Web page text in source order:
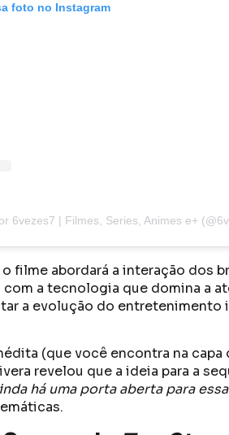
foto no Instagram
filme abordará a interação dos
a tecnologia que domina a
a evolução do entretenimento
(que você encontra na
revelou que a ideia para a
há uma porta aberta para